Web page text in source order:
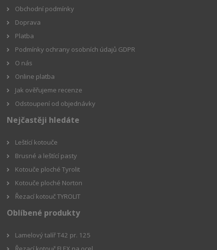
Obchodní podmínky
Doprava
Platba
Podmínky ochrany osobních údajů GDPR
O nás
Online platba
Jak ověřujeme recenze
Odstoupení od objednávky
Nejčastěji hledáte
Leštící kotouče
Brusné a leštící pasty
Kotouče ploché Tyrolit
Kotouče ploché Norton
Řezací kotouč TYROLIT
Oblíbené produkty
Lamelový talíř T42 pr. 125